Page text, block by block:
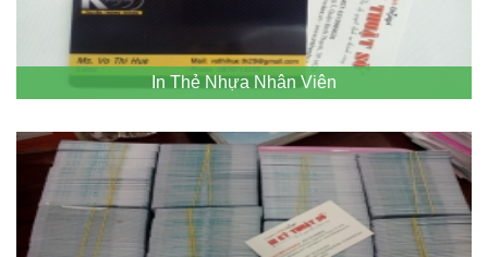
In Thẻ Nhựa Nhân Viên